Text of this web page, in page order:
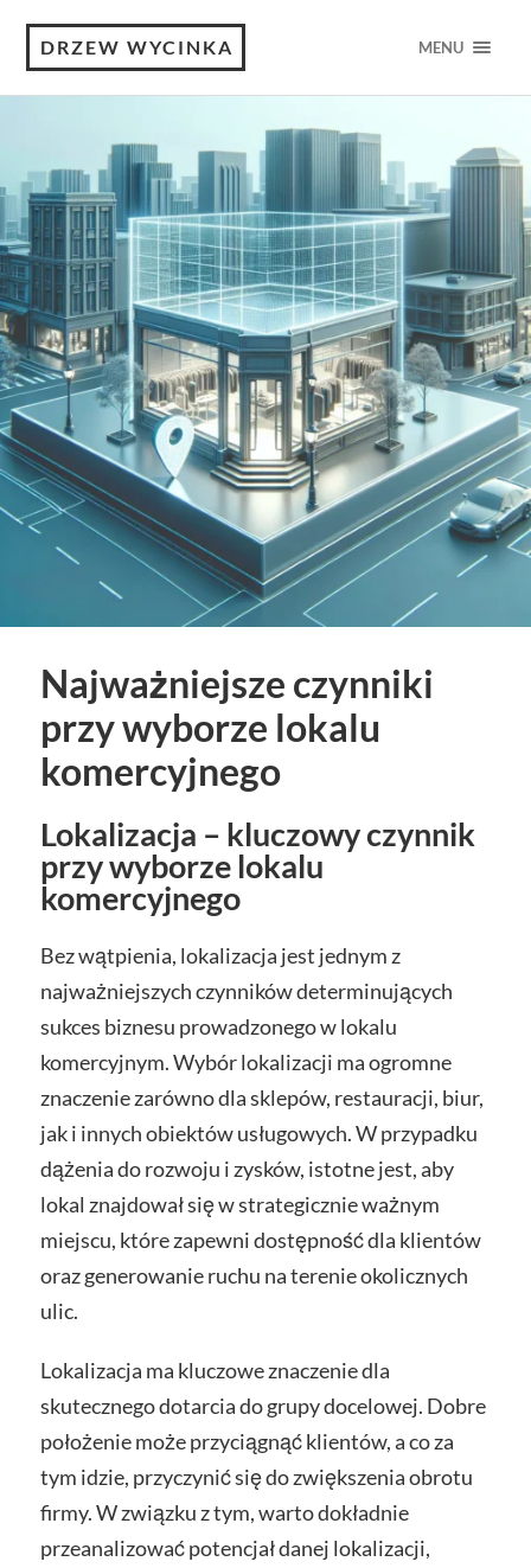
DRZEW WYCINKA MENU
Najważniejsze czynniki
przy wyborze lokalu
komercyjnego
Lokalizacja – kluczowy czynnik
przy wyborze lokalu
komercyjnego
Bez wątpienia, lokalizacja jest jednym z
najważniejszych czynników determinujących
sukces biznesu prowadzonego w lokalu
komercyjnym. Wybór lokalizacji ma ogromne
znaczenie zarówno dla sklepów, restauracji, biur,
jak i innych obiektów usługowych. W przypadku
dążenia do rozwoju i zysków, istotne jest, aby
lokal znajdował się w strategicznie ważnym
miejscu, które zapewni dostępność dla klientów
oraz generowanie ruchu na terenie okolicznych
ulic.
Lokalizacja ma kluczowe znaczenie dla
skutecznego dotarcia do grupy docelowej. Dobre
położenie może przyciągnąć klientów, a co za
tym idzie, przyczynić się do zwiększenia obrotu
firmy. W związku z tym, warto dokładnie
przeanalizować potencjał danej lokalizacji,